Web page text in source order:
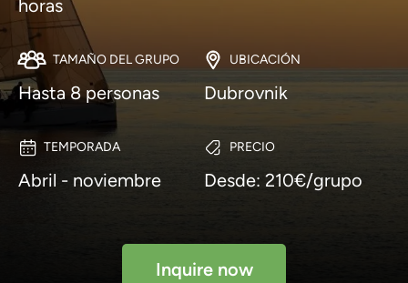
horas
TAMAÑO DEL GRUPO
Hasta 8 personas
UBICACIÓN
Dubrovnik
TEMPORADA
Abril - noviembre
PRECIO
Desde: 210€/grupo
Inquire now